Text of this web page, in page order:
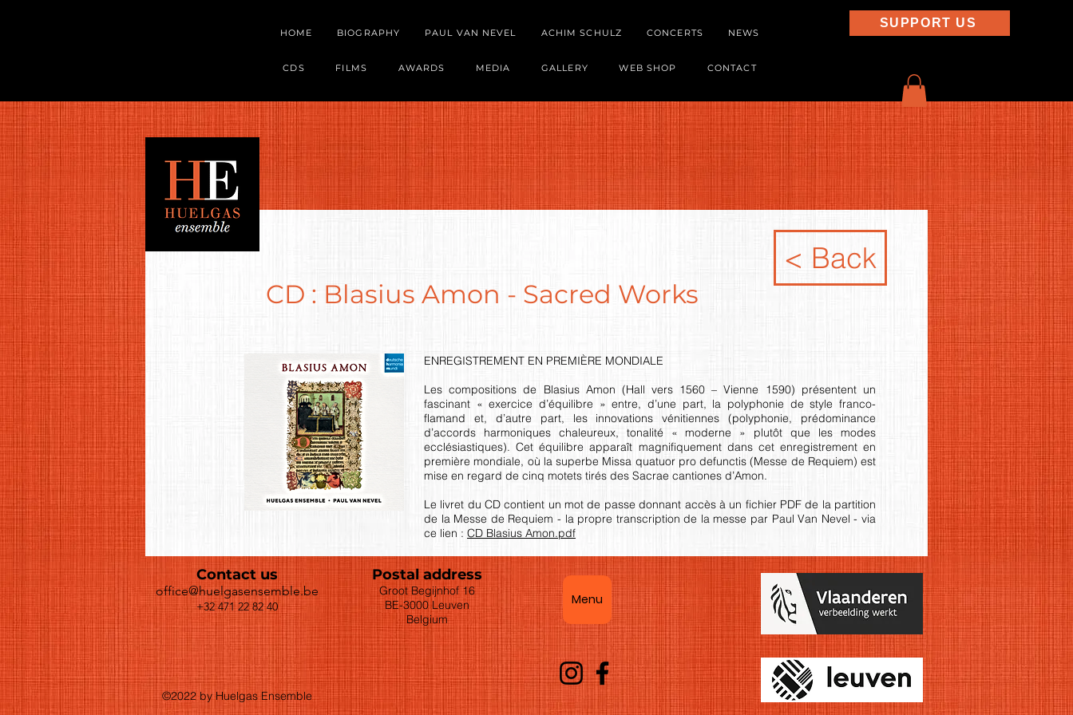
HOME BIOGRAPHY PAUL VAN NEVEL ACHIM SCHULZ CONCERTS NEWS
CDS FILMS AWARDS MEDIA GALLERY WEB SHOP CONTACT
SUPPORT US
< Back
CD : Blasius Amon - Sacred Works
ENREGISTREMENT EN PREMIÈRE MONDIALE
Les compositions de Blasius Amon (Hall vers 1560 – Vienne 1590) présentent un
fascinant « exercice d’équilibre » entre, d’une part, la polyphonie de style franco-
flamand et, d’autre part, les innovations vénitiennes (polyphonie, prédominance
d’accords harmoniques chaleureux, tonalité « moderne » plutôt que les modes
ecclésiastiques). Cet équilibre apparaît magnifiquement dans cet enregistrement en
première mondiale, où la superbe Missa quatuor pro defunctis (Messe de Requiem) est
mise en regard de cinq motets tirés des Sacrae cantiones d’Amon.
Le livret du CD contient un mot de passe donnant accès à un fichier PDF de la partition
de la Messe de Requiem - la propre transcription de la messe par Paul Van Nevel - via
ce lien : CD Blasius Amon.pdf
Contact us
office@huelgasensemble.be
+32 471 22 82 40
Postal address
Groot Begijnhof 16
BE-3000 Leuven
Belgium
Menu
©2022 by Huelgas Ensemble